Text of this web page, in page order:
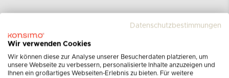
Datenschutzbestimmungen
Wir verwenden Cookies
Wir können diese zur Analyse unserer Besucherdaten platzieren, um
unsere Webseite zu verbessern, personalisierte Inhalte anzuzeigen und
Ihnen ein großartiges Webseiten-Erlebnis zu bieten. Für weitere